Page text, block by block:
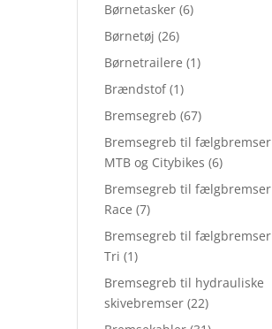
Børnetasker (6)
Børnetøj (26)
Børnetrailere (1)
Brændstof (1)
Bremsegreb (67)
Bremsegreb til fælgbremser
MTB og Citybikes (6)
Bremsegreb til fælgbremser
Race (7)
Bremsegreb til fælgbremser
Tri (1)
Bremsegreb til hydrauliske
skivebremser (22)